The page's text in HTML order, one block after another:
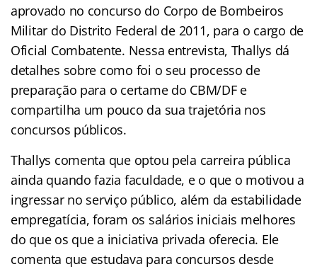
aprovado no concurso do Corpo de Bombeiros
Militar do Distrito Federal de 2011, para o cargo de
Oficial Combatente. Nessa entrevista, Thallys dá
detalhes sobre como foi o seu processo de
preparação para o certame do CBM/DF e
compartilha um pouco da sua trajetória nos
concursos públicos.
Thallys comenta que optou pela carreira pública
ainda quando fazia faculdade, e o que o motivou a
ingressar no serviço público, além da estabilidade
empregatícia, foram os salários iniciais melhores
do que os que a iniciativa privada oferecia. Ele
comenta que estudava para concursos desde